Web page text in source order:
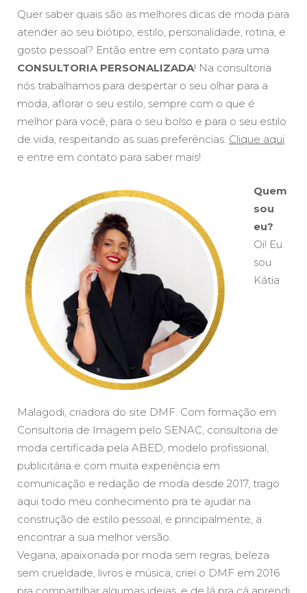
Quer saber quais são as melhores dicas de moda para
atender ao seu biótipo, estilo, personalidade, rotina, e
gosto pessoal? Então entre em contato para uma
CONSULTORIA PERSONALIZADA! Na consultoria
nós trabalhamos para despertar o seu olhar para a
moda, aflorar o seu estilo, sempre com o que é
melhor para você, para o seu bolso e para o seu estilo
de vida, respeitando as suas preferências. Clique aqui
e entre em contato para saber mais!
Quem
sou
eu?
Oi! Eu
sou
Kátia
Malagodi, criadora do site DMF. Com formação em
Consultoria de Imagem pelo SENAC, consultoria de
moda certificada pela ABED, modelo profissional,
publicitária e com muita experiência em
comunicação e redação de moda desde 2017, trago
aqui todo meu conhecimento pra te ajudar na
construção de estilo pessoal, e principalmente, a
encontrar a sua melhor versão.
Vegana, apaixonada por moda sem regras, beleza
sem crueldade, livros e música, criei o DMF em 2016
pra compartilhar algumas ideias, e de lá pra cá aprendi